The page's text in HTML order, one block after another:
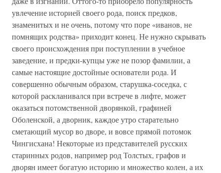
увлечение историей своего рода, поиск предков,
знаменитых и не очень, потому что поре «иванов, не
помнящих родства» приходит конец. Не нужно скрывать
своего происхождения при поступлении в учебное
заведение, и предки-купцы уже не позор фамилии, а
самые настоящие достойные основатели рода. И
совершенно обычным образом, старушка-соседка, с
которой раскланивался при встрече в лифте, может
оказаться потомственной дворянкой, графиней
Оболенской, а дворник, каждое утро старательно
сметающий мусор во дворе, и вовсе прямой потомок
Чингисхана! Некоторые из представителей русских
старинных родов, например род Толстых, графов и
дворян имеет богатую историю и множество колен, а их